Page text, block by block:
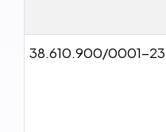
38.610.900/0001-23